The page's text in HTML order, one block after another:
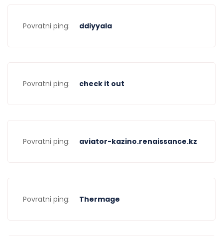
Povratni ping: ddiyyala
Povratni ping: check it out
Povratni ping: aviator-kazino.renaissance.kz
Povratni ping: Thermage